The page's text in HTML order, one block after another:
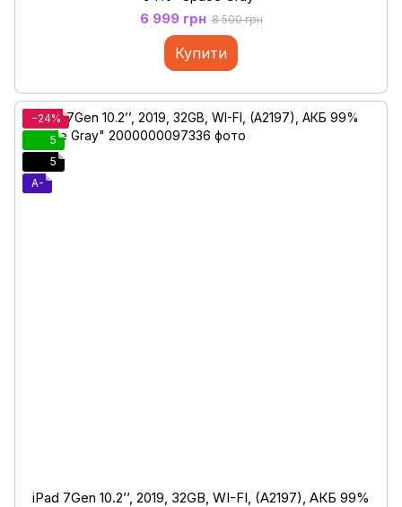
6 999 грн 8 500 грн
Купити
−24%
5
5
A-
iPad 7Gen 10.2’’, 2019, 32GB, WI-FI, (A2197), АКБ 99%